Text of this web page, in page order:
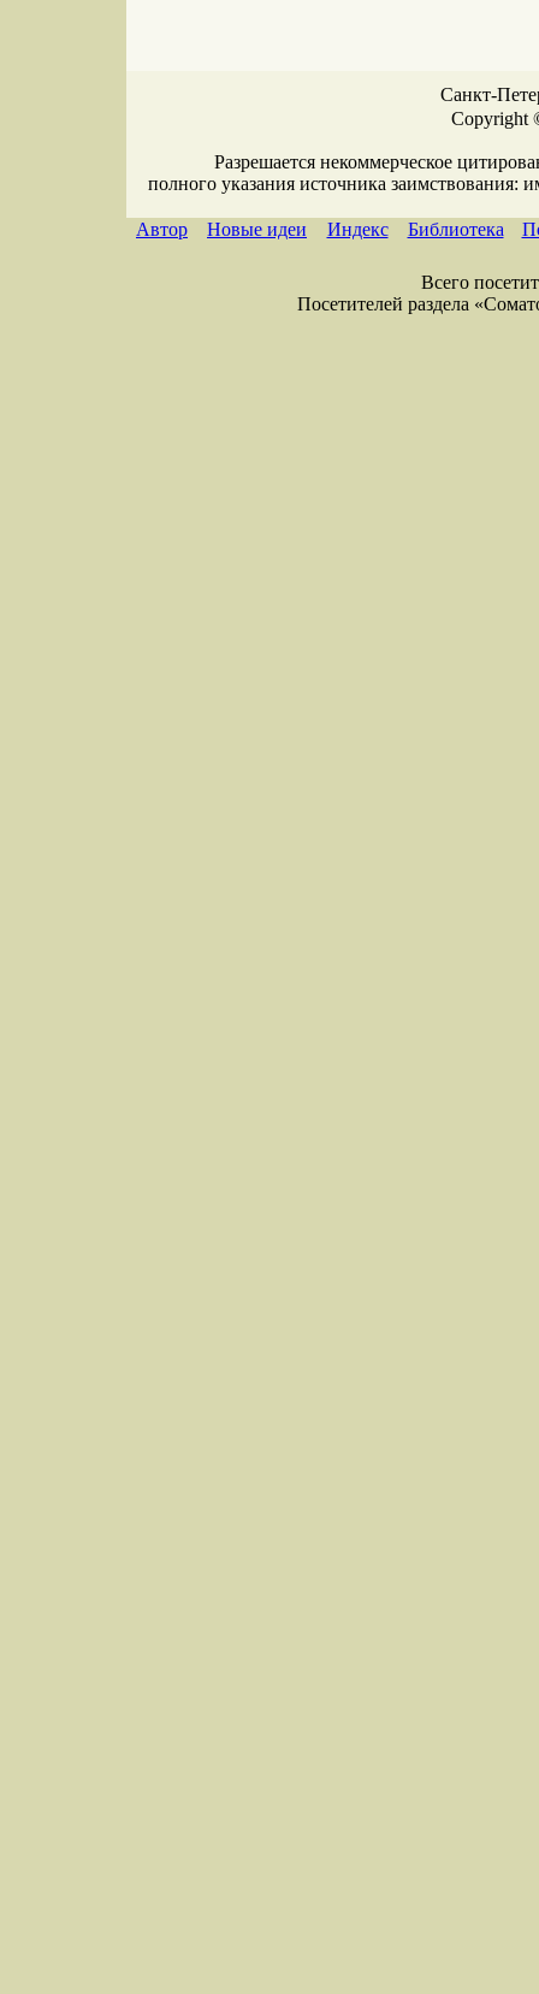
Санкт-
Copyright
Разрешается некоммерческое
полного указания источника заимствования:
Автор Новые идеи Индекс Библиотека
Всего
Посетителей раздела